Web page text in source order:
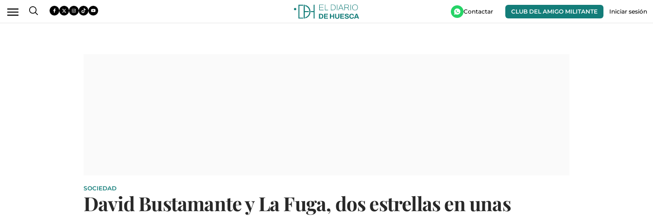
Contactar CLUB DEL AMIGO MILITANTE Iniciar sesión
SOCIEDAD
David Bustamante y La Fuga, dos estrellas en unas